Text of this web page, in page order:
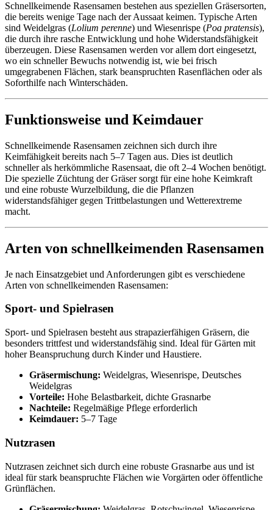
Schnellkeimende Rasensamen bestehen aus speziellen Gräsersorten,
die bereits wenige Tage nach der Aussaat keimen. Typische Arten
sind Weidelgras (Lolium perenne) und Wiesenrispe (Poa pratensis),
die durch ihre rasche Entwicklung und hohe Widerstandsfähigkeit
überzeugen. Diese Rasensamen werden vor allem dort eingesetzt,
wo ein schneller Bewuchs notwendig ist, wie bei frisch
umgegrabenen Flächen, stark beanspruchten Rasenflächen oder als
Soforthilfe nach Winterschäden.
Funktionsweise und Keimdauer
Schnellkeimende Rasensamen zeichnen sich durch ihre
Keimfähigkeit bereits nach 5–7 Tagen aus. Dies ist deutlich
schneller als herkömmliche Rasensaat, die oft 2–4 Wochen benötigt.
Die spezielle Züchtung der Gräser sorgt für eine hohe Keimkraft
und eine robuste Wurzelbildung, die die Pflanzen
widerstandsfähiger gegen Trittbelastungen und Wetterextreme
macht.
Arten von schnellkeimenden Rasensamen
Je nach Einsatzgebiet und Anforderungen gibt es verschiedene
Arten von schnellkeimenden Rasensamen:
Sport- und Spielrasen
Sport- und Spielrasen besteht aus strapazierfähigen Gräsern, die
besonders trittfest und widerstandsfähig sind. Ideal für Gärten mit
hoher Beanspruchung durch Kinder und Haustiere.
Gräsermischung: Weidelgras, Wiesenrispe, Deutsches
Weidelgras
Vorteile: Hohe Belastbarkeit, dichte Grasnarbe
Nachteile: Regelmäßige Pflege erforderlich
Keimdauer: 5–7 Tage
Nutzrasen
Nutzrasen zeichnet sich durch eine robuste Grasnarbe aus und ist
ideal für stark beanspruchte Flächen wie Vorgärten oder öffentliche
Grünflächen.